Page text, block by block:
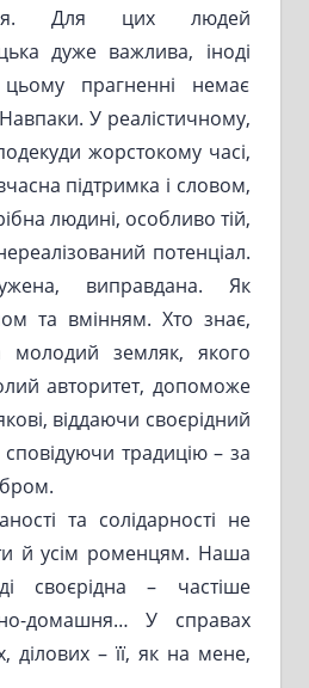
Для цих людей
дуже важлива, іноді
прагненні немає
У реалістичному,
жорстокому часі,
підтримка і словом,
людині, особливо тій,
потенціал.
виправдана. Як
та вмінням. Хто знає,
молодий земляк, якого
авторитет, допоможе
віддаючи своєрідний
традицію – за
та солідарності не
й усім роменцям. Наша
своєрідна – частіше
домашня… У справах
ділових – її, як на мене,